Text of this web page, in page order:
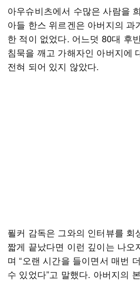
아우슈비츠에서 수많은 사람을
아들 한스 위르겐은 아버지의 과
한 적이 없었다. 어느덧 80대 후
침묵을 깨고 가해자인 아버지에
전혀 되어 있지 않았다.
푈커 감독은 그와의 인터뷰를 회
짧게 끝났다면 이런 깊이는 나오
며 “오랜 시간을 들이면서 매번
수 있었다”고 말했다. 아버지의